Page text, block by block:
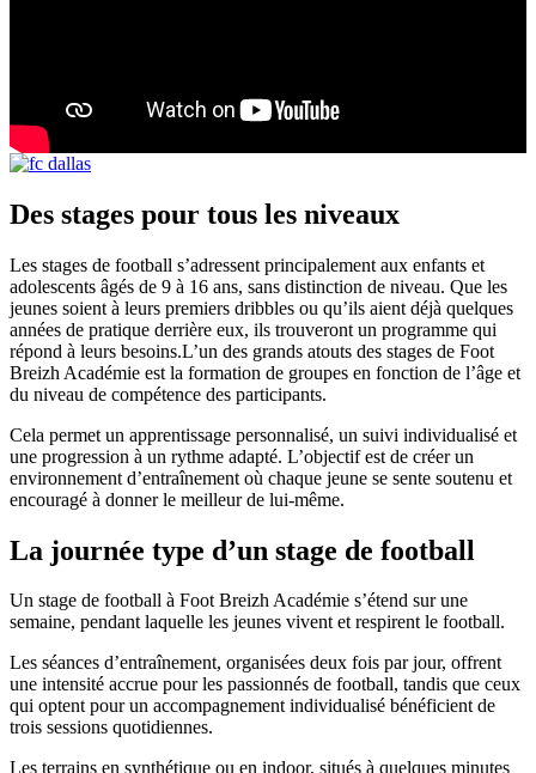
Des stages pour tous les niveaux
Les stages de football s’adressent principalement aux enfants et
adolescents âgés de 9 à 16 ans, sans distinction de niveau. Que les
jeunes soient à leurs premiers dribbles ou qu’ils aient déjà quelques
années de pratique derrière eux, ils trouveront un programme qui
répond à leurs besoins.L’un des grands atouts des stages de Foot
Breizh Académie est la formation de groupes en fonction de l’âge et
du niveau de compétence des participants.
Cela permet un apprentissage personnalisé, un suivi individualisé et
une progression à un rythme adapté. L’objectif est de créer un
environnement d’entraînement où chaque jeune se sente soutenu et
encouragé à donner le meilleur de lui-même.
La journée type d’un stage de football
Un stage de football à Foot Breizh Académie s’étend sur une
semaine, pendant laquelle les jeunes vivent et respirent le football.
Les séances d’entraînement, organisées deux fois par jour, offrent
une intensité accrue pour les passionnés de football, tandis que ceux
qui optent pour un accompagnement individualisé bénéficient de
trois sessions quotidiennes.
Les terrains en synthétique ou en indoor, situés à quelques minutes